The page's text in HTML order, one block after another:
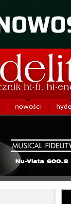
nowości